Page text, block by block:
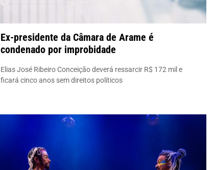
Ex-presidente da Câmara de Arame é
condenado por improbidade
Elias José Ribeiro Conceição deverá ressarcir R$ 172 mil e
ficará cinco anos sem direitos políticos